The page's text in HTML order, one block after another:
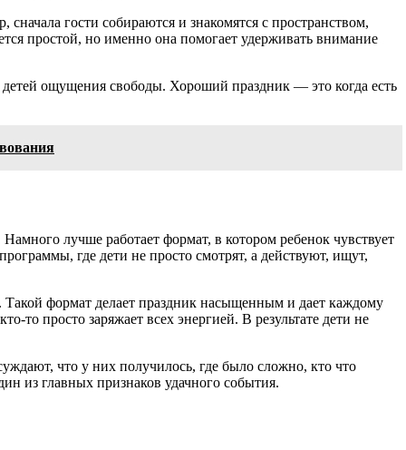
гости собираются и знакомятся с пространством,
простой, но именно она помогает удерживать внимание
ощущения свободы. Хороший праздник — это когда есть
лучше работает формат, в котором ребенок чувствует
где дети не просто смотрят, а действуют, ищут,
формат делает праздник насыщенным и дает каждому
то просто заряжает всех энергией. В результате дети не
что у них получилось, где было сложно, кто что
из главных признаков удачного события.